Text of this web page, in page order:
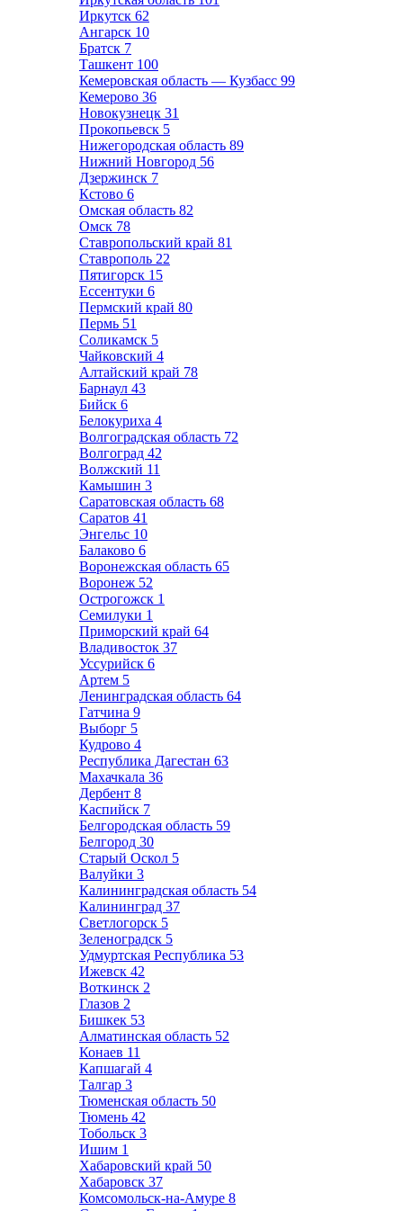
Иркутск 62
Ангарск 10
Братск 7
Ташкент 100
Кемеровская область — Кузбасс 99
Кемерово 36
Новокузнецк 31
Прокопьевск 5
Нижегородская область 89
Нижний Новгород 56
Дзержинск 7
Кстово 6
Омская область 82
Омск 78
Ставропольский край 81
Ставрополь 22
Пятигорск 15
Ессентуки 6
Пермский край 80
Пермь 51
Соликамск 5
Чайковский 4
Алтайский край 78
Барнаул 43
Бийск 6
Белокуриха 4
Волгоградская область 72
Волгоград 42
Волжский 11
Камышин 3
Саратовская область 68
Саратов 41
Энгельс 10
Балаково 6
Воронежская область 65
Воронеж 52
Острогожск 1
Семилуки 1
Приморский край 64
Владивосток 37
Уссурийск 6
Артем 5
Ленинградская область 64
Гатчина 9
Выборг 5
Кудрово 4
Республика Дагестан 63
Махачкала 36
Дербент 8
Каспийск 7
Белгородская область 59
Белгород 30
Старый Оскол 5
Валуйки 3
Калининградская область 54
Калининград 37
Светлогорск 5
Зеленоградск 5
Удмуртская Республика 53
Ижевск 42
Воткинск 2
Глазов 2
Бишкек 53
Алматинская область 52
Конаев 11
Капшагай 4
Талгар 3
Тюменская область 50
Тюмень 42
Тобольск 3
Ишим 1
Хабаровский край 50
Хабаровск 37
Комсомольск-на-Амуре 8